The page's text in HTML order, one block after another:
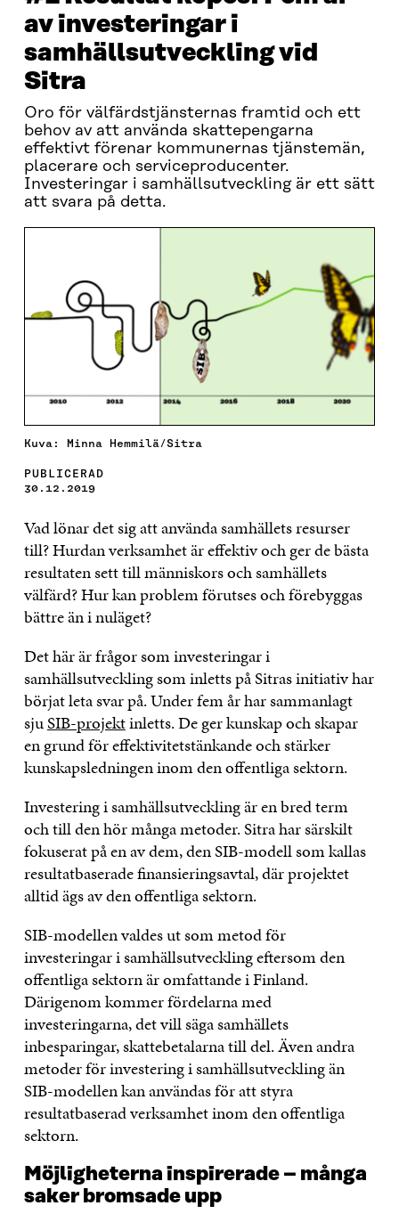
av investeringar i
samhällsutveckling vid
Sitra
Oro för välfärdstjänsternas framtid och ett
behov av att använda skattepengarna
effektivt förenar kommunernas tjänstemän,
placerare och serviceproducenter.
Investeringar i samhällsutveckling är ett sätt
att svara på detta.
Kuva: Minna Hemmilä/Sitra
PUBLICERAD
30.12.2019
Vad lönar det sig att använda samhällets resurser
till? Hurdan verksamhet är effektiv och ger de bästa
resultaten sett till människors och samhällets
välfärd? Hur kan problem förutses och förebyggas
bättre än i nuläget?
Det här är frågor som investeringar i
samhällsutveckling som inletts på Sitras initiativ har
börjat leta svar på. Under fem år har sammanlagt
sjuSIB-projektinletts. De ger kunskap och skapar
en grund för effektivitetstänkande och stärker
kunskapsledningen inom den offentliga sektorn.
Investering i samhällsutveckling är en bred term
och till den hör många metoder. Sitra har särskilt
fokuserat på en av dem, den SIB-modell som kallas
resultatbaserade finansieringsavtal, där projektet
alltid ägs av den offentliga sektorn.
SIB-modellen valdes ut som metod för
investeringar i samhällsutveckling eftersom den
offentliga sektorn är omfattande i Finland.
Därigenom kommer fördelarna med
investeringarna, det vill säga samhällets
inbesparingar, skattebetalarna till del. Även andra
metoder för investering i samhällsutveckling än
SIB-modellen kan användas för att styra
resultatbaserad verksamhet inom den offentliga
sektorn.
Möjligheterna inspirerade – många
saker bromsade upp